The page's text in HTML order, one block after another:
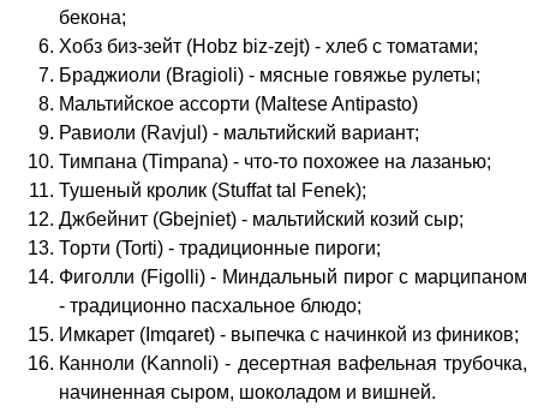
бекона;
Хобз биз-зейт (Hobz biz-zejt) - хлеб с томатами;
Браджиоли (Bragioli) - мясные говяжье рулеты;
Мальтийское ассорти (Maltese Antipasto)
Равиоли (Ravjul) - мальтийский вариант;
Тимпана (Timpana) - что-то похожее на лазанью;
Тушеный кролик (Stuffat tal Fenek);
Джбейнит (Gbejniet) - мальтийский козий сыр;
Торти (Torti) - традиционные пироги;
Фиголли (Figolli) - Миндальный пирог с марципаном
- традиционно пасхальное блюдо;
Имкарет (Imqaret) - выпечка с начинкой из фиников;
Канноли (Kannoli) - десертная вафельная трубочка,
начиненная сыром, шоколадом и вишней.